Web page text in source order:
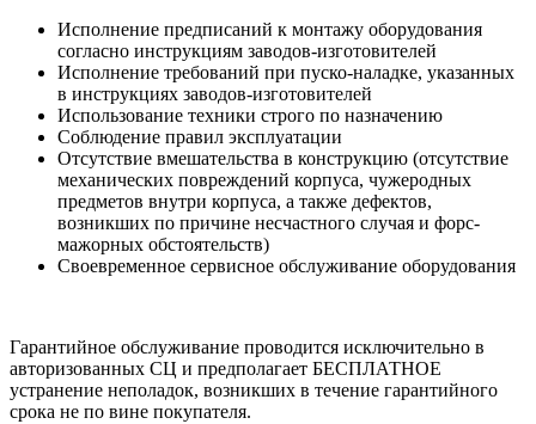
Исполнение предписаний к монтажу оборудования
согласно инструкциям заводов-изготовителей
Исполнение требований при пуско-наладке, указанных
в инструкциях заводов-изготовителей
Использование техники строго по назначению
Соблюдение правил эксплуатации
Отсутствие вмешательства в конструкцию (отсутствие
механических повреждений корпуса, чужеродных
предметов внутри корпуса, а также дефектов,
возникших по причине несчастного случая и форс-
мажорных обстоятельств)
Своевременное сервисное обслуживание оборудования
Гарантийное обслуживание проводится исключительно в
авторизованных СЦ и предполагает БЕСПЛАТНОЕ
устранение неполадок, возникших в течение гарантийного
срока не по вине покупателя.